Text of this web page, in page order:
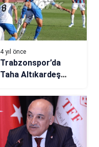
4 yıl önce
Trabzonspor’da
Taha Altıkardeş